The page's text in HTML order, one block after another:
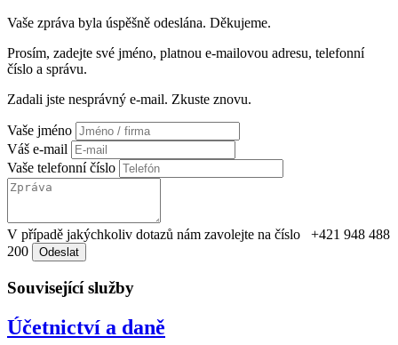
Vaše zpráva byla úspěšně odeslána. Děkujeme.
Prosím, zadejte své jméno, platnou e-mailovou adresu, telefonní
číslo a správu.
Zadali jste nesprávný e-mail. Zkuste znovu.
Vaše jméno
Váš e-mail
Vaše telefonní číslo
V případě jakýchkoliv dotazů nám zavolejte na číslo
+421 948 488
200
Související služby
Účetnictví a daně